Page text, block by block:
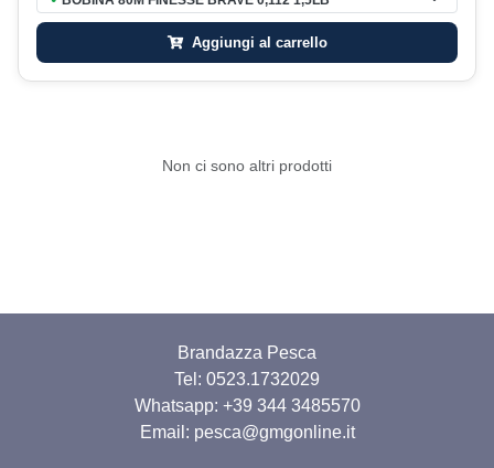
Aggiungi al carrello
Non ci sono altri prodotti
Brandazza Pesca
Tel: 0523.1732029
Whatsapp: +39 344 3485570
Email: pesca@gmgonline.it